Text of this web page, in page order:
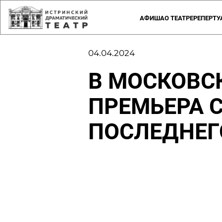
АФИШАО ТЕАТРЕ
ЗРИТЕЛЬНЫЙ ЗАЛИСТОРИЯ ТЕАТРА
РУКОВОДСТВОСОЗДАТЕЛИ
ПРАВИЛА ПОСЕЩЕНИЯ ТЕАТРАПРАВИЛА
04.04.2024
В
ПРЕМЬЕРА